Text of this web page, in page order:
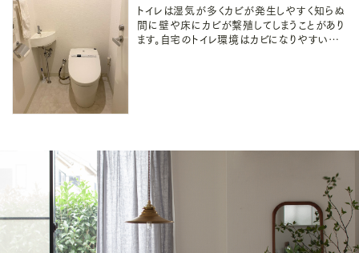
トイレは湿気が多くカビが発生しやすく知らぬ
間に壁や床にカビが繫殖してしまうことがあり
ます。自宅のトイレ環境はカビになりやすいの